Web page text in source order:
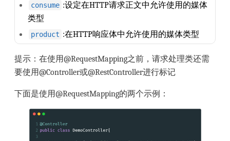
consume :设定在HTTP请求正文中允许使用的媒体
类型
product :在HTTP响应体中允许使用的媒体类型
提示：在使用@RequestMapping之前，请求处理类还需
要使用@Controller或@RestController进行标记
下面是使用@RequestMapping的两个示例：